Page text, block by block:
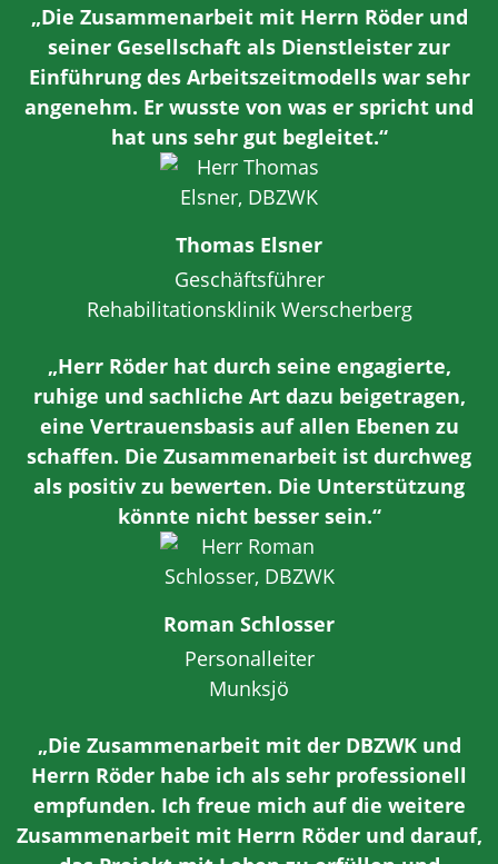
„Die Zusammenarbeit mit Herrn Röder und
seiner Gesellschaft als Dienstleister zur
Einführung des Arbeitszeitmodells war sehr
angenehm. Er wusste von was er spricht und
hat uns sehr gut begleitet.“
Thomas Elsner
Geschäftsführer
Rehabilitationsklinik Werscherberg
„Herr Röder hat durch seine engagierte,
ruhige und sachliche Art dazu beigetragen,
eine Vertrauensbasis auf allen Ebenen zu
schaffen. Die Zusammenarbeit ist durchweg
als positiv zu bewerten. Die Unterstützung
könnte nicht besser sein.“
Roman Schlosser
Personalleiter
Munksjö
„Die Zusammenarbeit mit der DBZWK und
Herrn Röder habe ich als sehr professionell
empfunden. Ich freue mich auf die weitere
Zusammenarbeit mit Herrn Röder und darauf,